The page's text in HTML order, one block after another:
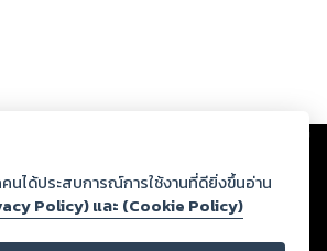
หลดผ่านเว็บไซต์และปรากฏว่าละเมิดสิทธิใน
ลอื่นหรือขัดต่อกฎหมายและศีลธรรม ดังนั้น ผู้อ่าน
นการกลั่นกรองด้วยตนเอง และหากท่านพบว่าส่วน
ะศีลธรรม กรุณาแจ้งมายังบริษัท เพื่อทีมงานจะได้
งสตอรี่ล็อกขอสงวนลิขสิทธิ์ตามพระราชบัญญัติ
คนได้ประสบการณ์การใช้งานที่ดียิ่งขึ้นอ่าน
Policy) และ (Cookie Policy)